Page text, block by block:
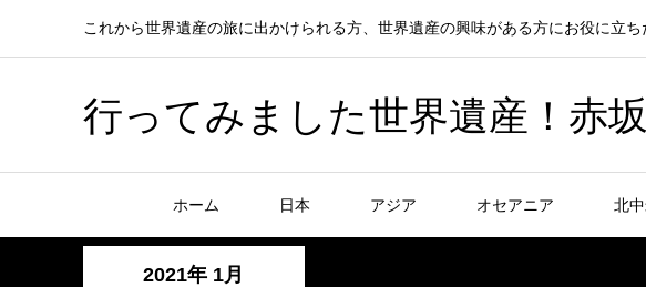
これから世界遺産の旅に出かけられる方、世界遺産の興味がある方にお役に立
行ってみました世界遺産！赤
ホーム 日本 アジア オセアニア 北
2021年 1月